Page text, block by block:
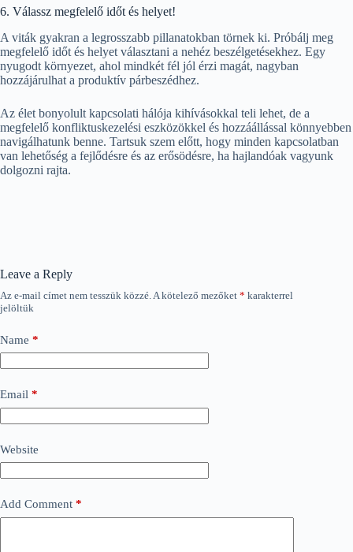
6. Válassz megfelelő időt és helyet!
A viták gyakran a legrosszabb pillanatokban törnek ki. Próbálj meg
megfelelő időt és helyet választani a nehéz beszélgetésekhez. Egy
nyugodt környezet, ahol mindkét fél jól érzi magát, nagyban
hozzájárulhat a produktív párbeszédhez.
Az élet bonyolult kapcsolati hálója kihívásokkal teli lehet, de a
megfelelő konfliktuskezelési eszközökkel és hozzáállással könnyebben
navigálhatunk benne. Tartsuk szem előtt, hogy minden kapcsolatban
van lehetőség a fejlődésre és az erősödésre, ha hajlandóak vagyunk
dolgozni rajta.
Leave a Reply
Az e-mail címet nem tesszük közzé. A kötelező mezőket * karakterrel
jelöltük
Name *
Email *
Website
Add Comment *